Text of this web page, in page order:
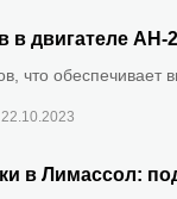
в двигателе АН-2
что обеспечивает
22.10.2023
в Лимассол: